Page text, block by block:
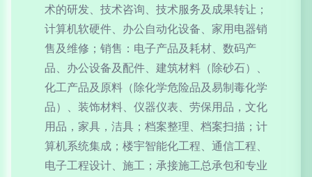
术的研发、技术咨询、技术服务及成果转让；
计算机软硬件、办公自动化设备、家用电器销
售及维修；销售：电子产品及耗材、数码产
品、办公设备及配件、建筑材料（除砂石）、
化工产品及原料（除化学危险品及易制毒化学
品）、装饰材料、仪器仪表、劳保用品，文化
用品，家具，洁具；档案整理、档案扫描；计
算机系统集成；楼宇智能化工程、通信工程、
电子工程设计、施工；承接施工总承包和专业